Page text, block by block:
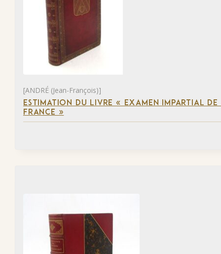
[ANDRÉ (Jean-François)]
ESTIMATION DU LIVRE « EXAMEN IMPARTIAL
FRANCE »